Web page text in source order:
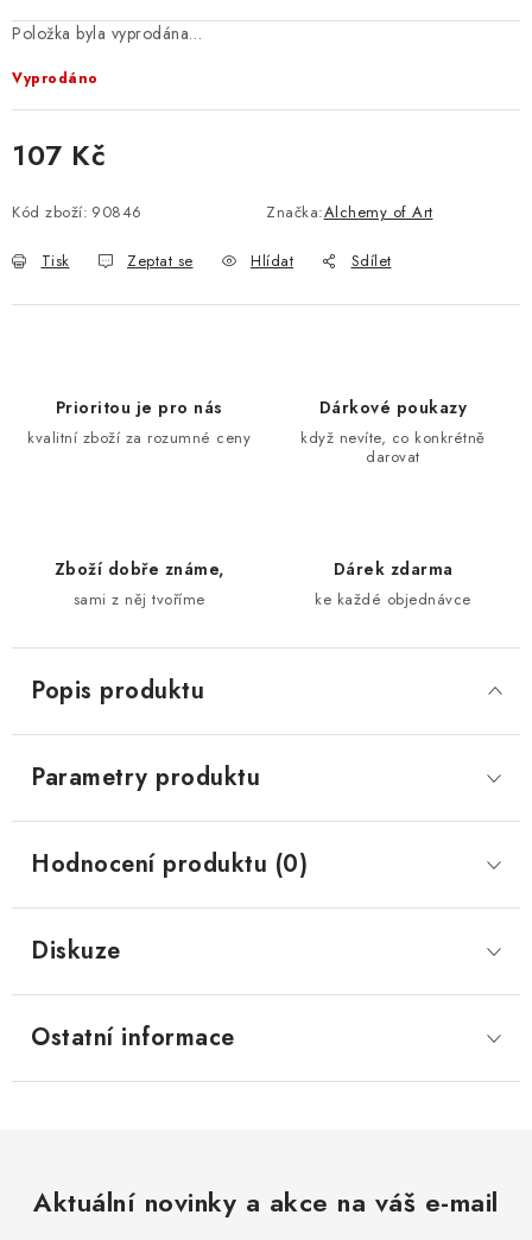
Položka byla vyprodána…
Vyprodáno
107 Kč
Kód zboží: 90846 Značka:Alchemy of Art
Tisk Zeptat se Hlídat Sdílet
Prioritou je pro nás
kvalitní zboží za rozumné ceny
Dárkové poukazy
když nevíte, co konkrétně
darovat
Zboží dobře známe,
sami z něj tvoříme
Dárek zdarma
ke každé objednávce
Popis produktu
Parametry produktu
Hodnocení produktu (0)
Diskuze
Ostatní informace
Aktuální novinky a akce na váš e-mail